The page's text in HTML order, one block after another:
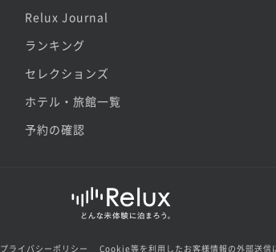
Relux Journal
ランキング
セレクションズ
ホテル・旅館一覧
予約の確認
プライバシーポリシー Cookie等を利用したお客様情報の外部送信